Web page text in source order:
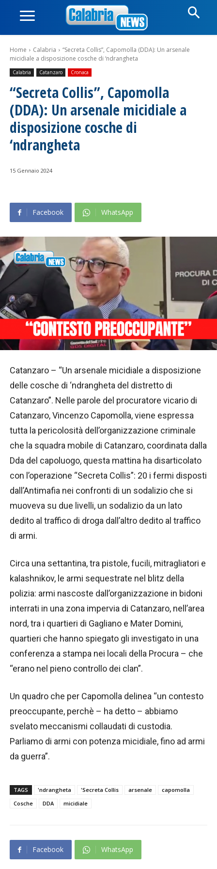
Home Calabria
“Secreta Collis”, Capomolla (DDA): Un arsenale
micidiale a disposizione cosche di ‘ndrangheta
Calabria Catanzaro Cronaca
“Secreta Collis”, Capomolla
(DDA): Un arsenale micidiale a
disposizione cosche di
‘ndrangheta
15 Gennaio 2024
Facebook WhatsApp
Catanzaro – “Un arsenale micidiale a disposizione
delle cosche di ‘ndrangheta del distretto di
Catanzaro”. Nelle parole del procuratore vicario di
Catanzaro, Vincenzo Capomolla, viene espressa
tutta la pericolosità dell’organizzazione criminale
che la squadra mobile di Catanzaro, coordinata dalla
Dda del capoluogo, questa mattina ha disarticolato
con l’operazione “Secreta Collis”: 20 i fermi disposti
dall’Antimafia nei confronti di un sodalizio che si
muoveva su due livelli, un sodalizio da un lato
dedito al traffico di droga dall’altro dedito al traffico
di armi.
Circa una settantina, tra pistole, fucili, mitragliatori e
kalashnikov, le armi sequestrate nel blitz della
polizia: armi nascoste dall’organizzazione in bidoni
interrati in una zona impervia di Catanzaro, nell’area
nord, tra i quartieri di Gagliano e Mater Domini,
quartieri che hanno spiegato gli investigato in una
conferenza a stampa nei locali della Procura – che
“erano nel pieno controllo dei clan”.
Un quadro che per Capomolla delinea “un contesto
preoccupante, perchè – ha detto – abbiamo
svelato meccanismi collaudati di custodia.
Parliamo di armi con potenza micidiale, fino ad armi
da guerra”.
TAGS 'ndrangheta 'Secreta Collis arsenale
capomolla
Cosche
DDA micidiale
Facebook WhatsApp